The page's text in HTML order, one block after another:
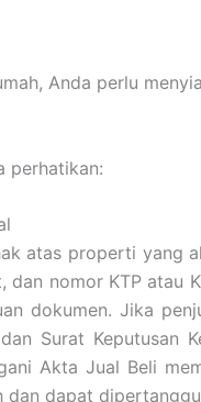
Anda perlu
perhatikan:
atas properti yang
nomor KTP atau
dokumen. Jika
Surat Keputusan
Akta Jual Beli
dapat